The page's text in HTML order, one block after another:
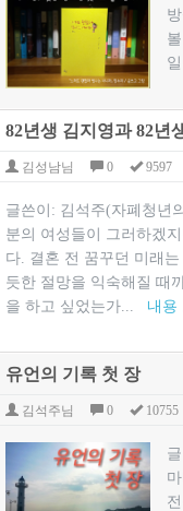
82년생 김지영과 82년
김성남님 0 9597
글쓴이: 김석주(자폐청년
분의 여성들이 그러하겠
다. 결혼 전 꿈꾸던 미래
듯한 절망을 익숙해질 때
을 하고 싶었는가... 내용
유언의 기록 첫 장
김석주님 0 10755